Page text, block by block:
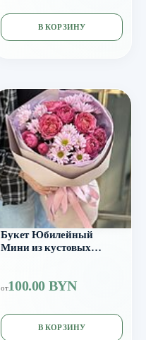
В КОРЗИНУ
Букет Юбилейный
Мини из кустовых
от100.00 BYN
В КОРЗИНУ